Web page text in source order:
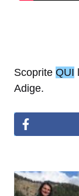
Scoprite QUI
Adige.